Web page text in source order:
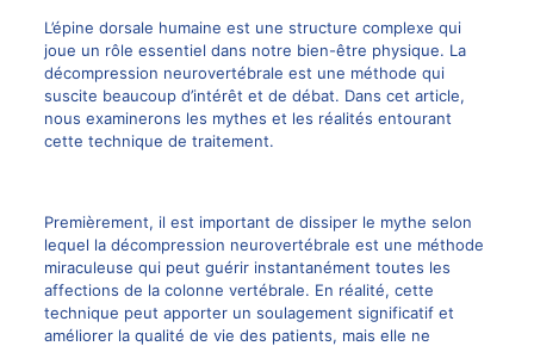
L’épine dorsale humaine est une structure complexe qui
joue un rôle essentiel dans notre bien-être physique. La
décompression neurovertébrale est une méthode qui
suscite beaucoup d’intérêt et de débat. Dans cet article,
nous examinerons les mythes et les réalités entourant
cette technique de traitement.
Premièrement, il est important de dissiper le mythe selon
lequel la décompression neurovertébrale est une méthode
miraculeuse qui peut guérir instantanément toutes les
affections de la colonne vertébrale. En réalité, cette
technique peut apporter un soulagement significatif et
améliorer la qualité de vie des patients, mais elle ne